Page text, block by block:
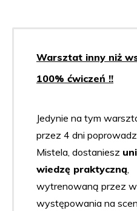
Warsztat inny niż
100% ćwiczeń !!
Jedynie na tym
przez 4 dni
Mistela, dostaniesz
wiedzę praktyczną,
wytrenowaną przez
występowania na